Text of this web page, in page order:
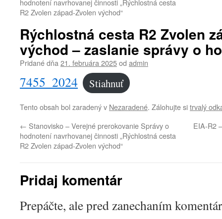
hodnotení navrhovanej činnosti „Rýchlostná cesta
R2 Zvolen západ-Zvolen východ“
Rýchlostná cesta R2 Zvolen
východ – zaslanie správy o
Pridané dňa 21. februára 2025od admin
7455_2024 Stiahnuť
Tento obsah bol zaradený v Nezaradené. Zálohujte sitrvalý
← Stanovisko – Verejné prerokovanie Správy o
hodnotení navrhovanej činnosti „Rýchlostná cesta
R2 Zvolen západ-Zvolen východ“
EIA-R2
Pridaj komentár
Prepáčte, ale pred zanechaním